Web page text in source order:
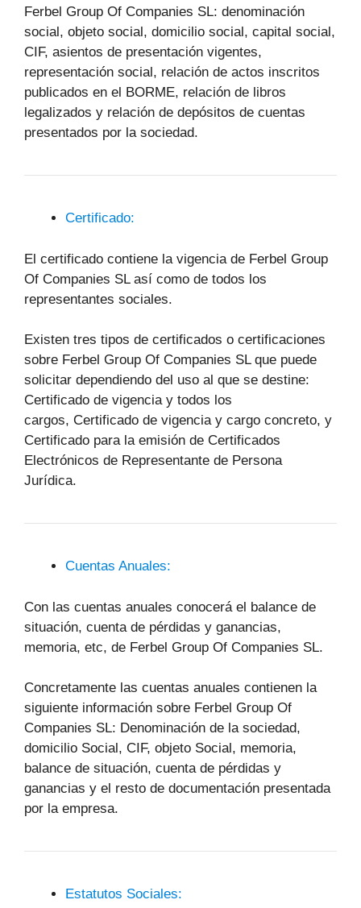
Ferbel Group Of Companies SL: denominación
social, objeto social, domicilio social, capital social,
CIF, asientos de presentación vigentes,
representación social, relación de actos inscritos
publicados en el BORME, relación de libros
legalizados y relación de depósitos de cuentas
presentados por la sociedad.
Certificado:
El certificado contiene la vigencia de Ferbel Group
Of Companies SL así como de todos los
representantes sociales.
Existen tres tipos de certificados o certificaciones
sobre Ferbel Group Of Companies SL que puede
solicitar dependiendo del uso al que se destine:
Certificado de vigencia y todos los
cargos, Certificado de vigencia y cargo concreto, y
Certificado para la emisión de Certificados
Electrónicos de Representante de Persona
Jurídica.
Cuentas Anuales:
Con las cuentas anuales conocerá el balance de
situación, cuenta de pérdidas y ganancias,
memoria, etc, de Ferbel Group Of Companies SL.
Concretamente las cuentas anuales contienen la
siguiente información sobre Ferbel Group Of
Companies SL: Denominación de la sociedad,
domicilio Social, CIF, objeto Social, memoria,
balance de situación, cuenta de pérdidas y
ganancias y el resto de documentación presentada
por la empresa.
Estatutos Sociales: